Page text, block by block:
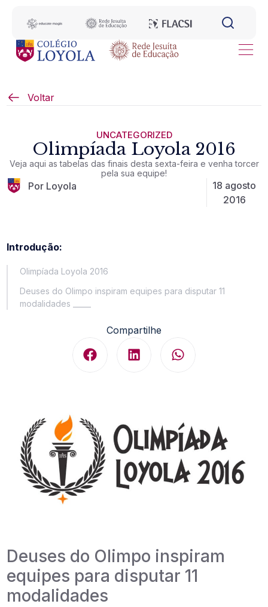
Voltar
UNCATEGORIZED
Olimpíada Loyola 2016
Veja aqui as tabelas das finais desta sexta-feira e venha torcer
pela sua equipe!
Por Loyola
18 agosto
2016
Introdução:
Olimpíada Loyola 2016
Deuses do Olimpo inspiram equipes para disputar 11
modalidades _____
Compartilhe
Deuses do Olimpo inspiram
equipes para disputar 11
modalidades